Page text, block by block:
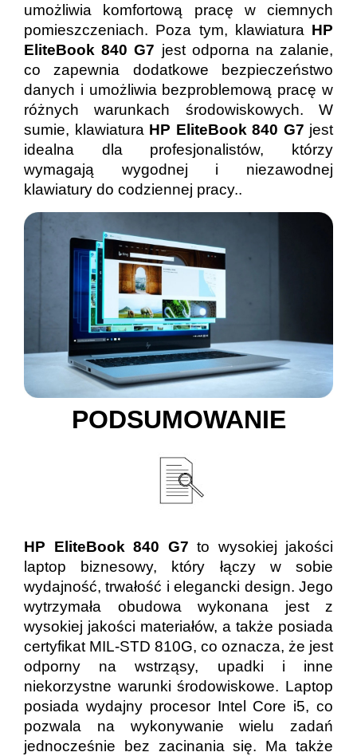
umożliwia komfortową pracę w ciemnych
pomieszczeniach. Poza tym, klawiatura HP
EliteBook 840 G7 jest odporna na zalanie,
co zapewnia dodatkowe bezpieczeństwo
danych i umożliwia bezproblemową pracę w
różnych warunkach środowiskowych. W
sumie, klawiatura HP EliteBook 840 G7 jest
idealna dla profesjonalistów, którzy
wymagają wygodnej i niezawodnej
klawiatury do codziennej pracy..
PODSUMOWANIE
HP EliteBook 840 G7 to wysokiej jakości
laptop biznesowy, który łączy w sobie
wydajność, trwałość i elegancki design. Jego
wytrzymała obudowa wykonana jest z
wysokiej jakości materiałów, a także posiada
certyfikat MIL-STD 810G, co oznacza, że jest
odporny na wstrząsy, upadki i inne
niekorzystne warunki środowiskowe. Laptop
posiada wydajny procesor Intel Core i5, co
pozwala na wykonywanie wielu zadań
jednocześnie bez zacinania się. Ma także